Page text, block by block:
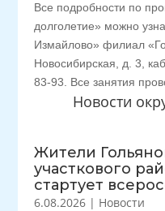
Новости
Жители
участкового
стартует
6.08.2026 | Новости
Все подробности по
долголетие» можно
Измайлово» филиал
Новосибирская, д. 3,
83-93. Все занятия